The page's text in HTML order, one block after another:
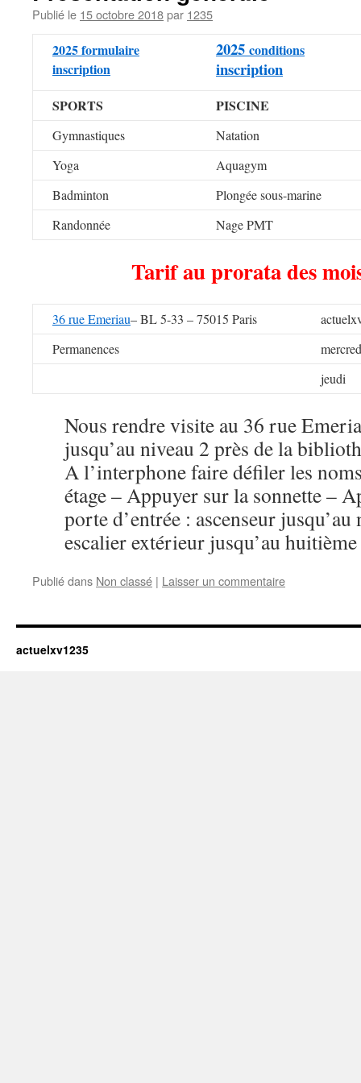
Publié le 15 octobre 2018par 1235
2025 formulaire
inscription
2025 conditions
inscription
SPORTS PISCINE
Gymnastiques
Natation
Yoga
Aquagym
Badminton
Plongée sous-marine
Randonnée
Nage PMT
Tarif au prorata des
36 rue Emeriau– BL 5-33 – 75015 Paris
Permanences
jeudi
Nous rendre visite au 36 rue
jusqu’au niveau 2 près de la
A l’interphone faire défiler les
étage – Appuyer sur la sonnette –
porte d’entrée : ascenseur
escalier extérieur jusqu’au huitième
Publié dans Non classé | Laisser un commentaire
actuelxv1235